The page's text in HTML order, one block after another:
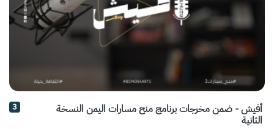
أفيش - ضمن مخرجات برنامج منح مسارات اليمن النسخة
الثانية
3